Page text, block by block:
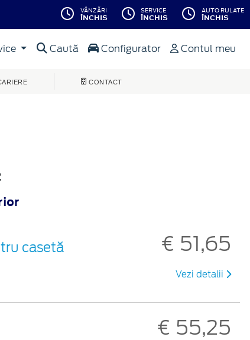
VÂNZĂRI
ÎNCHIS
SERVICE
ÎNCHIS
AUTO RULATE
ÎNCHIS
Caută Configurator Contul meu
CONTACT
casetă
€ 51,65
Vezi detalii
€ 55,25